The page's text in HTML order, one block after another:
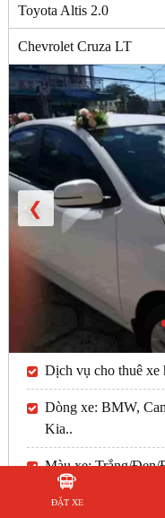
Toyota Altis 2.0
Chevrolet Cruza LT
❮
Dịch vụ cho thuê xe
Dòng xe: BMW,
Kia..
Màu xe: Trắng/Đen/
Đời xe: 2017 trở lên
ĐẶT XE